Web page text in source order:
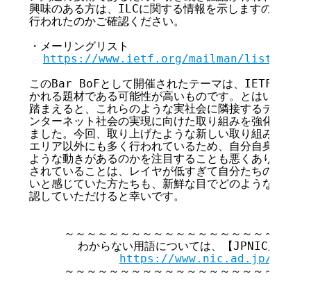
興味のある方は、ILCに関する情報を示しますので、過
行われたのかご確認ください。
・メーリングリスト
https://www.ietf.org/mailman/
このBar BoFとして開催されたテーマは、IETFとして
かれる題材である可能性が高いものです。とはいえ今
踏まえると、これらのような実社会に隣接するテーマ
ンターネット社会の実現に向けた取り組みを強化して
ました。今回、取り上げたような新しい取り組みにつ
エリア以外にも多く行われているため、自分自身が興
ような動きがあるのかを注目することも悪くありませ
されていることは、レイヤが低すぎて自分たちのビジ
いと感じていた方たちも、新鮮な目でどのような活動
認していただけると幸いです。
～～～～～～～～～～～～～～～～～～～～～～
わからない用語については、【JPNIC用語集
https://www.nic.ad.jp/ja/
～～～～～～～～～～～～～～～～～～～～～～